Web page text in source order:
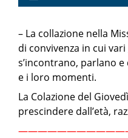
– La collazione nella
di convivenza in cui
s’incontrano, parlano
e i loro momenti.
La Colazione del
prescindere dall’età,